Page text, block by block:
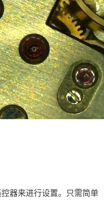
器来进行设置。只需简单